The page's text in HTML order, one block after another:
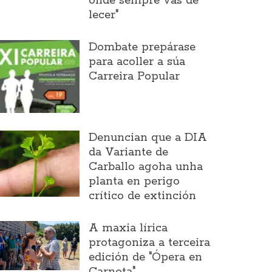
lecer"
Dombate prepárase
para acoller a súa
Carreira Popular
Denuncian que a DIA
da Variante de
Carballo agoha unha
planta en perigo
crítico de extinción
A maxia lírica
protagoniza a terceira
edición de "Ópera en